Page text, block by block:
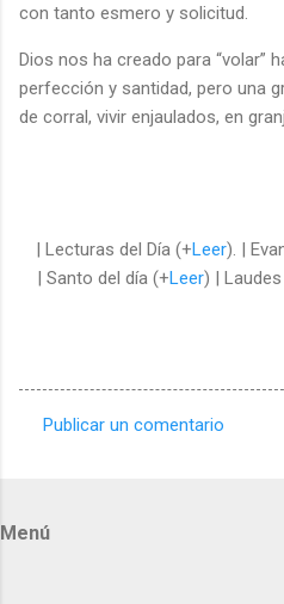
con tanto esmero y solicitud.
Dios nos ha creado para “volar”
perfección y santidad, pero una
de corral, vivir enjaulados, en
| Lecturas del Día (+Leer). |
| Santo del día (+Leer) |
Publicar un comentario
Menú